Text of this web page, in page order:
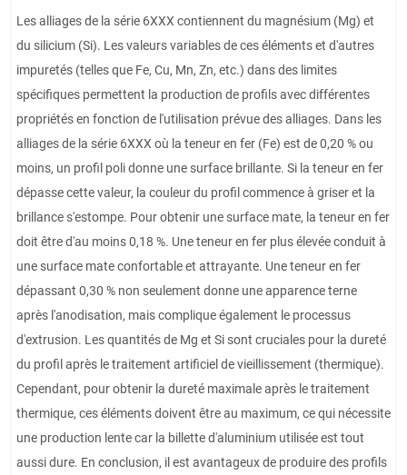
Les alliages de la série 6XXX contiennent du magnésium (Mg) et
du silicium (Si). Les valeurs variables de ces éléments et d'autres
impuretés (telles que Fe, Cu, Mn, Zn, etc.) dans des limites
spécifiques permettent la production de profils avec différentes
propriétés en fonction de l'utilisation prévue des alliages. Dans les
alliages de la série 6XXX où la teneur en fer (Fe) est de 0,20 % ou
moins, un profil poli donne une surface brillante. Si la teneur en fer
dépasse cette valeur, la couleur du profil commence à griser et la
brillance s'estompe. Pour obtenir une surface mate, la teneur en fer
doit être d'au moins 0,18 %. Une teneur en fer plus élevée conduit à
une surface mate confortable et attrayante. Une teneur en fer
dépassant 0,30 % non seulement donne une apparence terne
après l'anodisation, mais complique également le processus
d'extrusion. Les quantités de Mg et Si sont cruciales pour la dureté
du profil après le traitement artificiel de vieillissement (thermique).
Cependant, pour obtenir la dureté maximale après le traitement
thermique, ces éléments doivent être au maximum, ce qui nécessite
une production lente car la billette d'aluminium utilisée est tout
aussi dure. En conclusion, il est avantageux de produire des profils